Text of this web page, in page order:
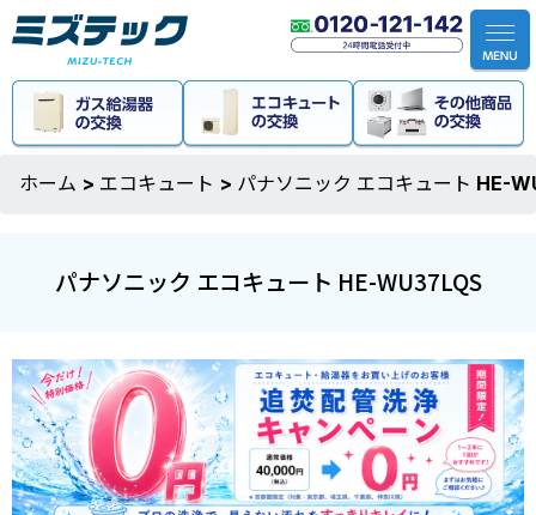
ホーム > エコキュート > パナソニック エコキュート HE-
パナソニック エコキュート HE-WU37LQS